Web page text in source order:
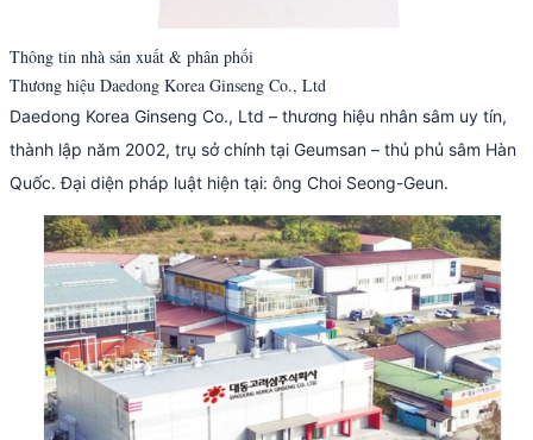
Thông tin nhà sản xuất & phân phối
Thương hiệu Daedong Korea Ginseng Co., Ltd
Daedong Korea Ginseng Co., Ltd – thương hiệu nhân sâm uy tín,
thành lập năm 2002, trụ sở chính tại Geumsan – thủ phủ sâm Hàn
Quốc. Đại diện pháp luật hiện tại: ông Choi Seong-Geun.